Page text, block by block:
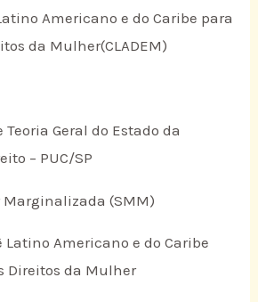
Americano e do Caribe para
da Mulher(CLADEM)
Geral do Estado da
– PUC/SP
(SMM)
Latino Americano e do Caribe
Direitos da Mulher